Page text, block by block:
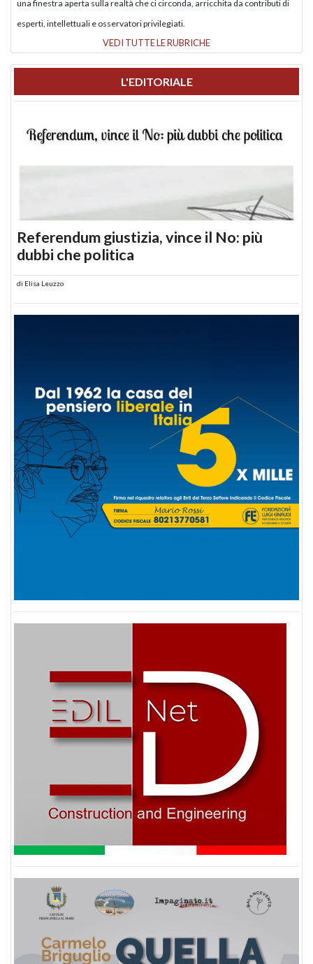
una finestra aperta sulla realtà che ci circonda, arricchita da contributi di
esperti, intellettuali e osservatori privilegiati.
VEDI TUTTE LE RUBRICHE
L'EDITORIALE
Referendum giustizia, vince il No: più
dubbi che politica
di Elisa Leuzzo